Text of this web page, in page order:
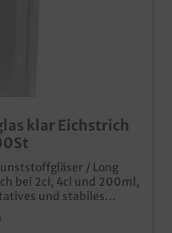
klar Eichstrich
/ Long
bei 2cl, 4cl und 200ml,
und stabiles
und
200mlQualität Made